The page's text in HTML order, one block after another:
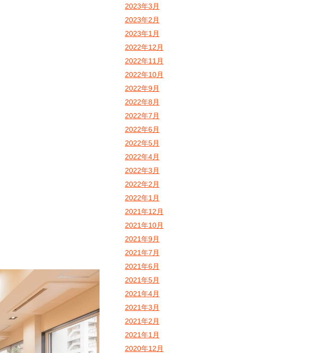
2023年3月
2023年2月
2023年1月
2022年12月
2022年11月
2022年10月
2022年9月
2022年8月
2022年7月
2022年6月
2022年5月
2022年4月
2022年3月
2022年2月
2022年1月
2021年12月
2021年10月
2021年9月
2021年7月
2021年6月
2021年5月
2021年4月
2021年3月
2021年2月
2021年1月
2020年12月